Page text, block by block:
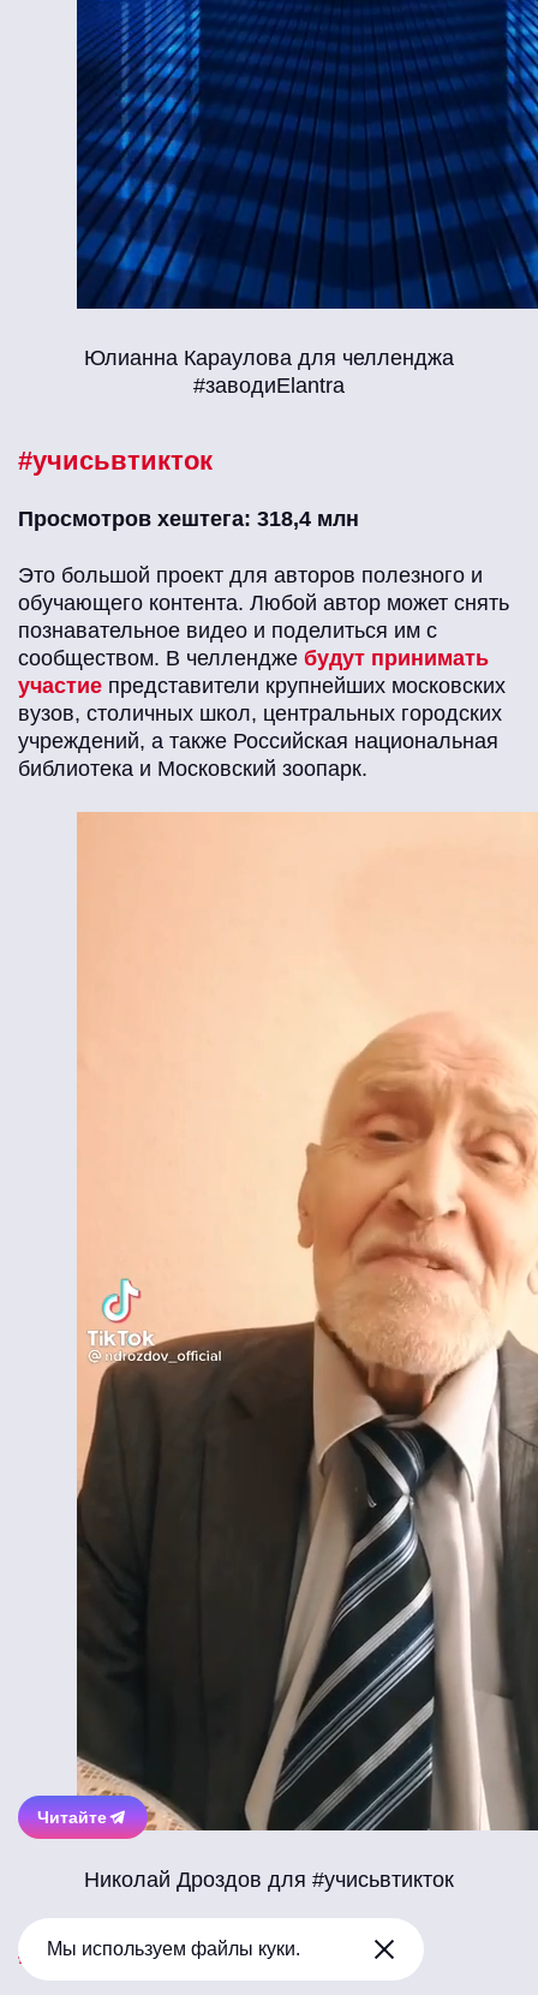
Читайте
Юлианна Караулова для челленджа
#заводиElantra
#учисьвтикток
Просмотров хештега: 318,4 млн
Это большой проект для авторов полезного и
обучающего контента. Любой автор может снять
познавательное видео и поделиться им с
сообществом. В челлендже будут принимать
участие представители крупнейших московских
вузов, столичных школ, центральных городских
учреждений, а также Российская национальная
библиотека и Московский зоопарк.
Николай Дроздов для #учисьвтикток
#гдеяживу
Мы используем файлы куки.